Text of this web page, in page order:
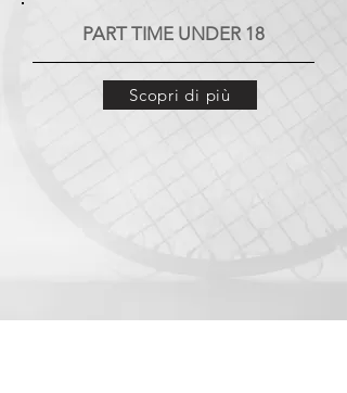
PART TIME UNDER 18
Scopri di più